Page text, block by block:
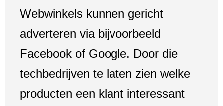
Webwinkels kunnen gericht
adverteren via bijvoorbeeld
Facebook of Google. Door die
techbedrijven te laten zien welke
producten een klant interessant